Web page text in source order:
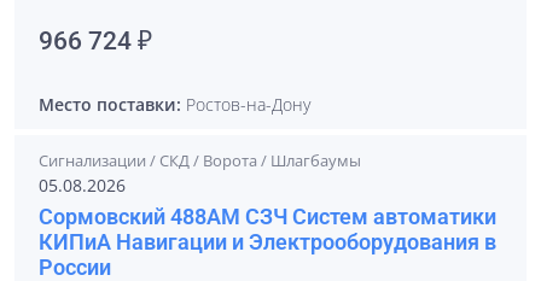
966 724 ₽
Место поставки: Ростов-на-Дону
Сигнализации / СКД / Ворота / Шлагбаумы
05.08.2026
Сормовский 488АМ СЗЧ Систем автоматики
КИПиА Навигации и Электрооборудования в
России